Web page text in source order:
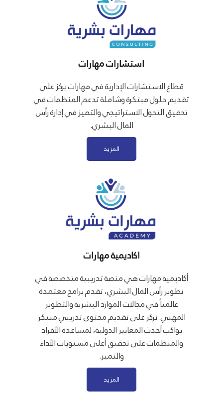
استشارات مهارات
قطاع الاستشارات الإدارية في مهارات يركز على
تقديم حلول مبتكرة وشاملة تدعم المنظمات في
تحقيق التحول الاستراتيجي والتميز في إدارة رأس
المال البشري.
المزيد
اكاديمية مهارات
أكاديمية مهارات هي منصة تدريبية متخصصة في
تطوير رأس المال البشري، تقدم برامج معتمدة
عالمياً في مجالات الموارد البشرية والتطوير
المهني. نركز على تقديم محتوى تدريبي مبتكر
يواكب أحدث المعايير الدولية، لمساعدة الأفراد
والمنظمات على تحقيق أعلى مستويات الأداء
والتميز.
المزيد